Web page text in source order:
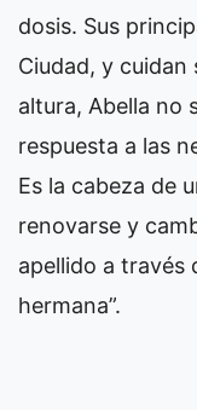
dosis. Sus
Ciudad, y cuidan
altura, Abella no
respuesta a las
Es la cabeza de
renovarse y
apellido a través
hermana”.